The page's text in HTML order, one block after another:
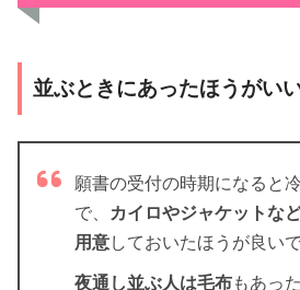
並ぶときにあったほうがい
願書の受付の時期になると
で、
カイロやジャケットな
用意しておいたほうが良いで
夜通し並ぶ人は毛布もあっ